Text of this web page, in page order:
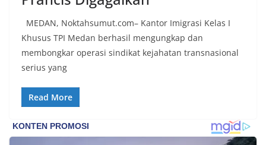
warga agar mulai mempersiapkan dan memasang
bendera Merah Putih di depan rumah masing-
masing secara penuh. Ini adalah bentuk
penghormatan kita bersama terhadap
perjuangan para pahlawan yang telah merebut
kemerdekaan,” ujar Aiptu Muliyadi Suraukur saat
agar warga memperhatikan kondisi bendera yang
akan dikibarkan, memastikan bendera dalam
keadaan bersih, tidak sobek, dan layak untuk
dikibarkan sebagai simbol kehormatan
negara.‎‎‎Selain menyampaikan imbauan terkait
​MEDAN, Noktahsumut.com– Kantor Imigrasi Kelas I
Khusus TPI Medan berhasil mengungkap dan
membongkar operasi sindikat kejahatan transnasional
serius yang
Read More